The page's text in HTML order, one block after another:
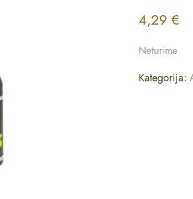
4,29€
Neturime
Kategorija: